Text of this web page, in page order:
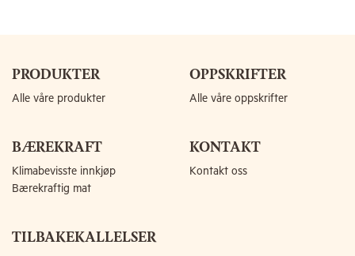
PRODUKTER
Alle våre produkter
OPPSKRIFTER
Alle våre oppskrifter
BÆREKRAFT
Klimabevisste innkjøp
Bærekraftig mat
KONTAKT
Kontakt oss
TILBAKEKALLELSER